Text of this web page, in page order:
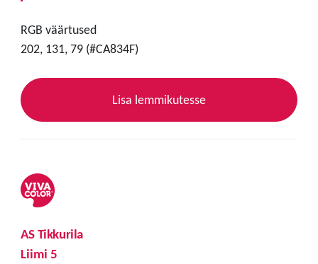
RGB väärtused
202, 131, 79 (#CA834F)
Lisa lemmikutesse
AS Tikkurila
Liimi 5